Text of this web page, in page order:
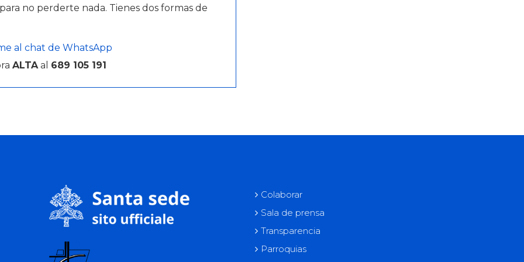
no perderte nada. Tienes dos formas de
al chat de WhatsApp
ALTA al 689 105 191
Colaborar
Sala de prensa
Transparencia
Parroquias